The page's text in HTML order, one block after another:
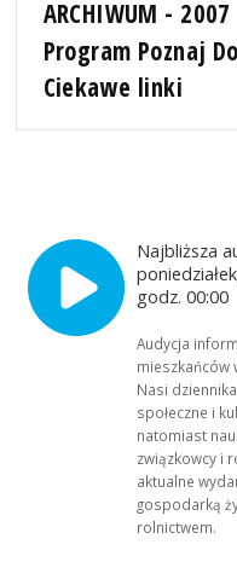
ARCHIWUM - 2007
Program Poznaj
Ciekawe linki
Najbliższa
godz. 00:00
Audycja
mieszkańców
Nasi
społeczne i
natomiast
związkowcy i
aktualne
gospodarką
rolnictwem.